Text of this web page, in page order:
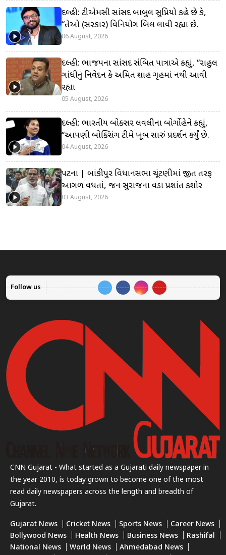
દિલ્હી: ટીએમસી સાંસદ બાબુલ સુપ્રિયો કહે છે કે,
“તેઓ (સરકાર) વિનિયોગ બિલ લાવી રહ્યા છે.
06 August, 2026
દિલ્હી: ભાજપના સાંસદ સંબિત પાત્રાએ કહ્યું, “રાહુલ
ગાંધીનું નિવેદન કે અમિત શાહ ગૃહમાં નથી આવી
રહ્યા
05 August, 2026
દિલ્હી: ભારતીય બોક્સર લવલીના બોર્ગોહેને કહ્યું,
“આપણી બોક્સિંગ ટીમે ખૂબ સારું પ્રદર્શન કર્યું છે.
04 August, 2026
પટના | બાંકીપુર વિધાનસભા ચૂંટણીમાં જીત તરફ
આગળ વધતાં, જન સુરાજના વડા પ્રશાંત કિશોર
03 August, 2026
Follow us
CNN Gujarat - What started as a Gujarati daily newspaper in
the year 2010, is today grown to become one of the most
read daily newspapers across the length and breadth of
Gujarat.
Gujarat News Cricket News Sports News
Career News
Bollywood News
Health News Business News
Rashifal
National News
World News
Ahmedabad News